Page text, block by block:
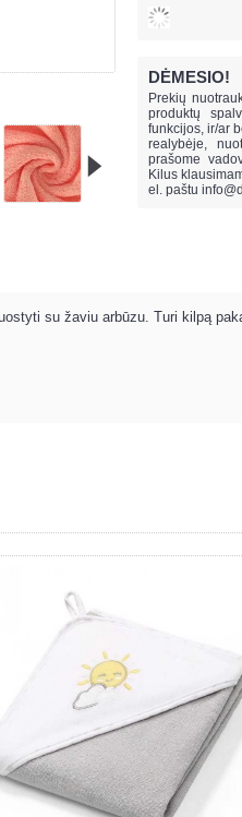
DĖMESIO!
Prekių
produktų
funkcijos, ir/ar
realybėje, n
prašome
Kilus
el. paštu
su žaviu arbūzu. Turi kilpą